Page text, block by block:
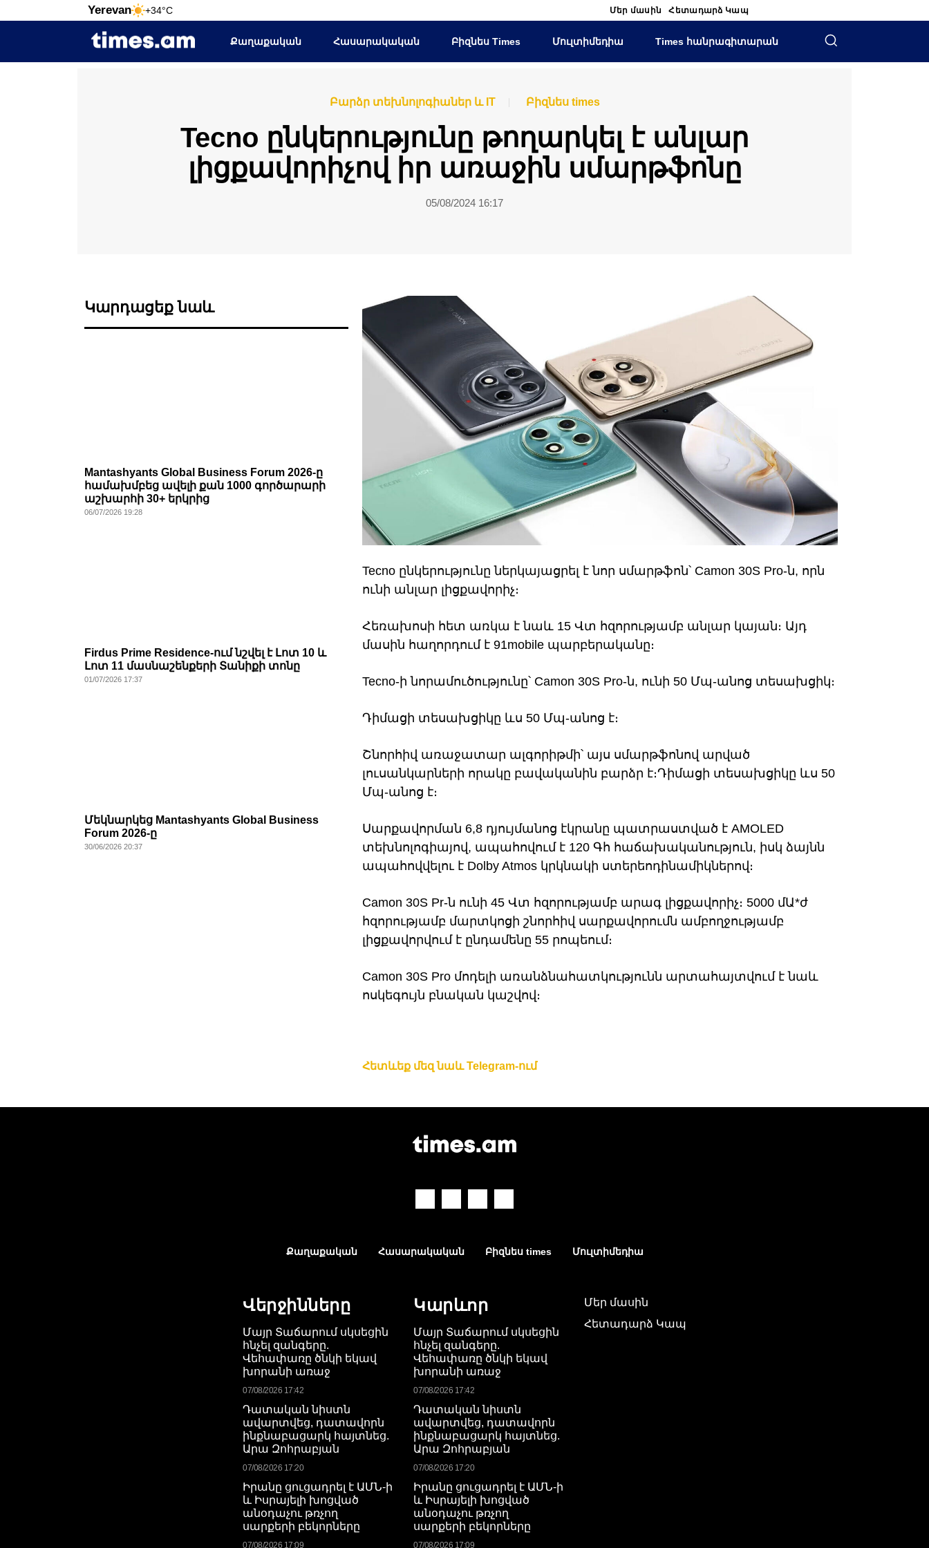
Yerevan +34°C Մեր մասին Հետադարձ Կապ
Քաղաքական Հասարակական Բիզնես Times Մուլտիմեդիա Times հանրագիտարան
Բարձր տեխնոլոգիաներ և IT Բիզնես times
Tecno ընկերությունը թողարկել է անլար
լիցքավորիչով իր առաջին սմարթֆոնը
05/08/2024 16:17
Կարդացեք նաև
Mantashyants Global Business Forum 2026-ը
համախմբեց ավելի քան 1000 գործարարի
աշխարհի 30+ երկրից
06/07/2026 19:28
Firdus Prime Residence-ում նշվել է Լոտ 10 և
Լոտ 11 մասնաշենքերի Տանիքի տոնը
01/07/2026 17:37
Մեկնարկեց Mantashyants Global Business
Forum 2026-ը
30/06/2026 20:37
Tecno ընկերությունը ներկայացրել է նոր սմարթֆոն՝ Camon 30S Pro-ն, որն
ունի անլար լիցքավորիչ։
Հեռախոսի հետ առկա է նաև 15 Վտ հզորությամբ անլար կայան։ Այդ
մասին հաղորդում է 91mobile պարբերականը։
Tecno-ի նորամուծությունը՝ Camon 30S Pro-ն, ունի 50 Մպ-անոց տեսախցիկ։
Դիմացի տեսախցիկը ևս 50 Մպ-անոց է։
Շնորհիվ առաջատար ալգորիթմի՝ այս սմարթֆոնով արված
լուսանկարների որակը բավականին բարձր է։Դիմացի տեսախցիկը ևս 50
Մպ-անոց է։
Սարքավորման 6,8 դյույմանոց էկրանը պատրաստված է AMOLED
տեխնոլոգիայով, ապահովում է 120 Գհ հաճախականություն, իսկ ձայնն
ապահովվելու է Dolby Atmos կրկնակի ստերեոդինամիկներով։
Camon 30S Pr-ն ունի 45 Վտ հզորությամբ արագ լիցքավորիչ։ 5000 մԱ*ժ
հզորությամբ մարտկոցի շնորհիվ սարքավորումն ամբողջությամբ
լիցքավորվում է ընդամենը 55 րոպեում։
Camon 30S Pro մոդելի առանձնահատկությունն արտահայտվում է նաև
ոսկեգույն բնական կաշվով։
Հետևեք մեզ նաև Telegram-ում
Քաղաքական Հասարակական Բիզնես times Մուլտիմեդիա
Վերջինները
Մայր Տաճարում սկսեցին
հնչել զանգերը.
Վեհափառը ծնկի եկավ
խորանի առաջ
07/08/2026 17:42
Դատական նիստն
ավարտվեց, դատավորն
ինքնաբացարկ հայտնեց.
Արա Զոհրաբյան
07/08/2026 17:20
Իրանը ցուցադրել է ԱՄՆ-ի
և Իսրայելի խոցված
անօդաչու թռչող
սարքերի բեկորները
07/08/2026 17:09
Կարևոր
Մայր Տաճարում սկսեցին
հնչել զանգերը.
Վեհափառը ծնկի եկավ
խորանի առաջ
07/08/2026 17:42
Դատական նիստն
ավարտվեց, դատավորն
ինքնաբացարկ հայտնեց.
Արա Զոհրաբյան
07/08/2026 17:20
Իրանը ցուցադրել է ԱՄՆ-ի
և Իսրայելի խոցված
անօդաչու թռչող
սարքերի բեկորները
07/08/2026 17:09
Մեր մասին
Հետադարձ Կապ